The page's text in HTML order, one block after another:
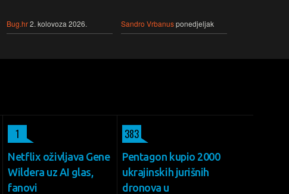
Bug.hr2. kolovoza 2026. Sandro Vrbanusponedjeljak
Netflix oživljava Gene
Wildera uz AI glas,
fanovi
1
Pentagon kupio 2000
ukrajinskih jurišnih
dronova u
383